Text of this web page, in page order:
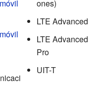
ones)
LTE Advanced
LTE Advanced
Pro
UIT-T